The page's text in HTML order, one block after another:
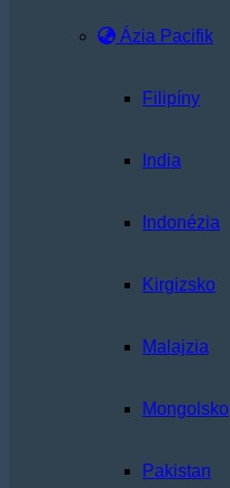
Ázia Pacifik
Filipíny
India
Indonézia
Kirgizsko
Malajzia
Mongolsko
Pakistan